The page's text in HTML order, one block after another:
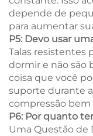
depende de
para aumentar
P5: Devo usar
Talas resistentes
dormir e não são
coisa que você
suporte durante
compressão bem
P6: Por quanto
Uma Questão de